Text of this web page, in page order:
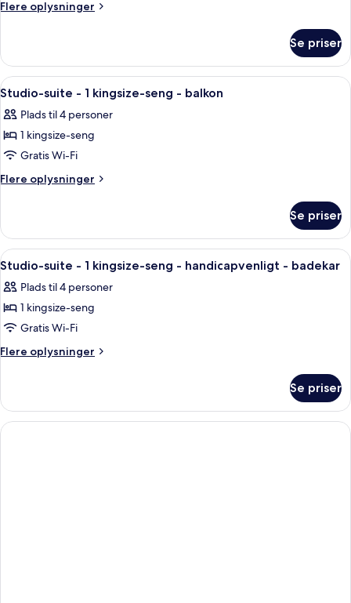
Flere oplysninger
Flere
suite
1
seng
Se priser
Indlæs
alle
billeder
af
Studio-
suite
kingsize-
seng
-
balkon
Balkon med udsigt til
1
Studio-suite - 1 kingsize-seng - balkon
Plads til 4 personer
1 kingsize-seng
Gratis Wi-Fi
Flere oplysninger
Flere
suite
1
seng
-
Se priser
Indlæs
alle
billeder
af
Studio-
suite
kingsize-
seng
-
Et moderne badeværelse med
1
Studio-suite - 1 kingsize-seng - handicapvenligt - badekar
Plads til 4 personer
1 kingsize-seng
Gratis Wi-Fi
Flere oplysninger
Flere
suite
1
Se priser